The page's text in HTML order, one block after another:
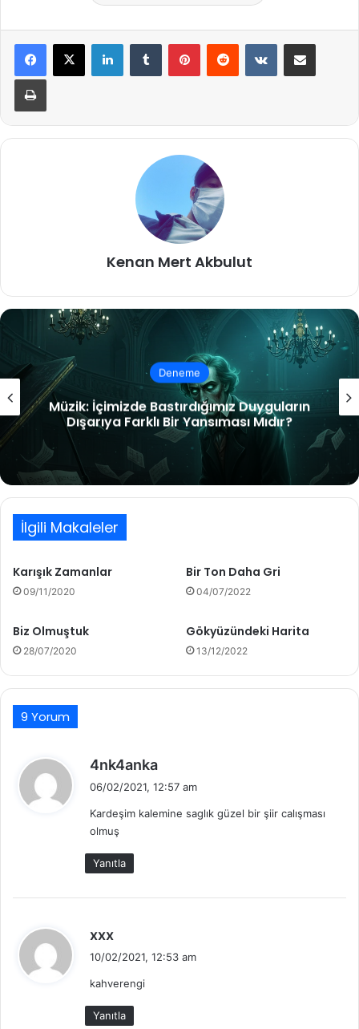
LinkedInTumblr PinterestReddit VKontakteE-Posta ile paylaş
Yazdır
Kenan Mert Akbulut
Edebiyat
Niyâz
İlgili Makaleler
Karışık Zamanlar
09/11/2020
Bir Ton Daha Gri
04/07/2022
Biz Olmuştuk
28/07/2020
Gökyüzündeki Harita
13/12/2022
9 Yorum
4nk4anka
e
i
06/02/2021, 12:57 am
Kardeşim kalemine saglık güzel bir şiir calışması
olmuş
Yanıtla
xxx
e
i
k
i
10/02/2021, 12:53 am
kahverengi
Yanıtla